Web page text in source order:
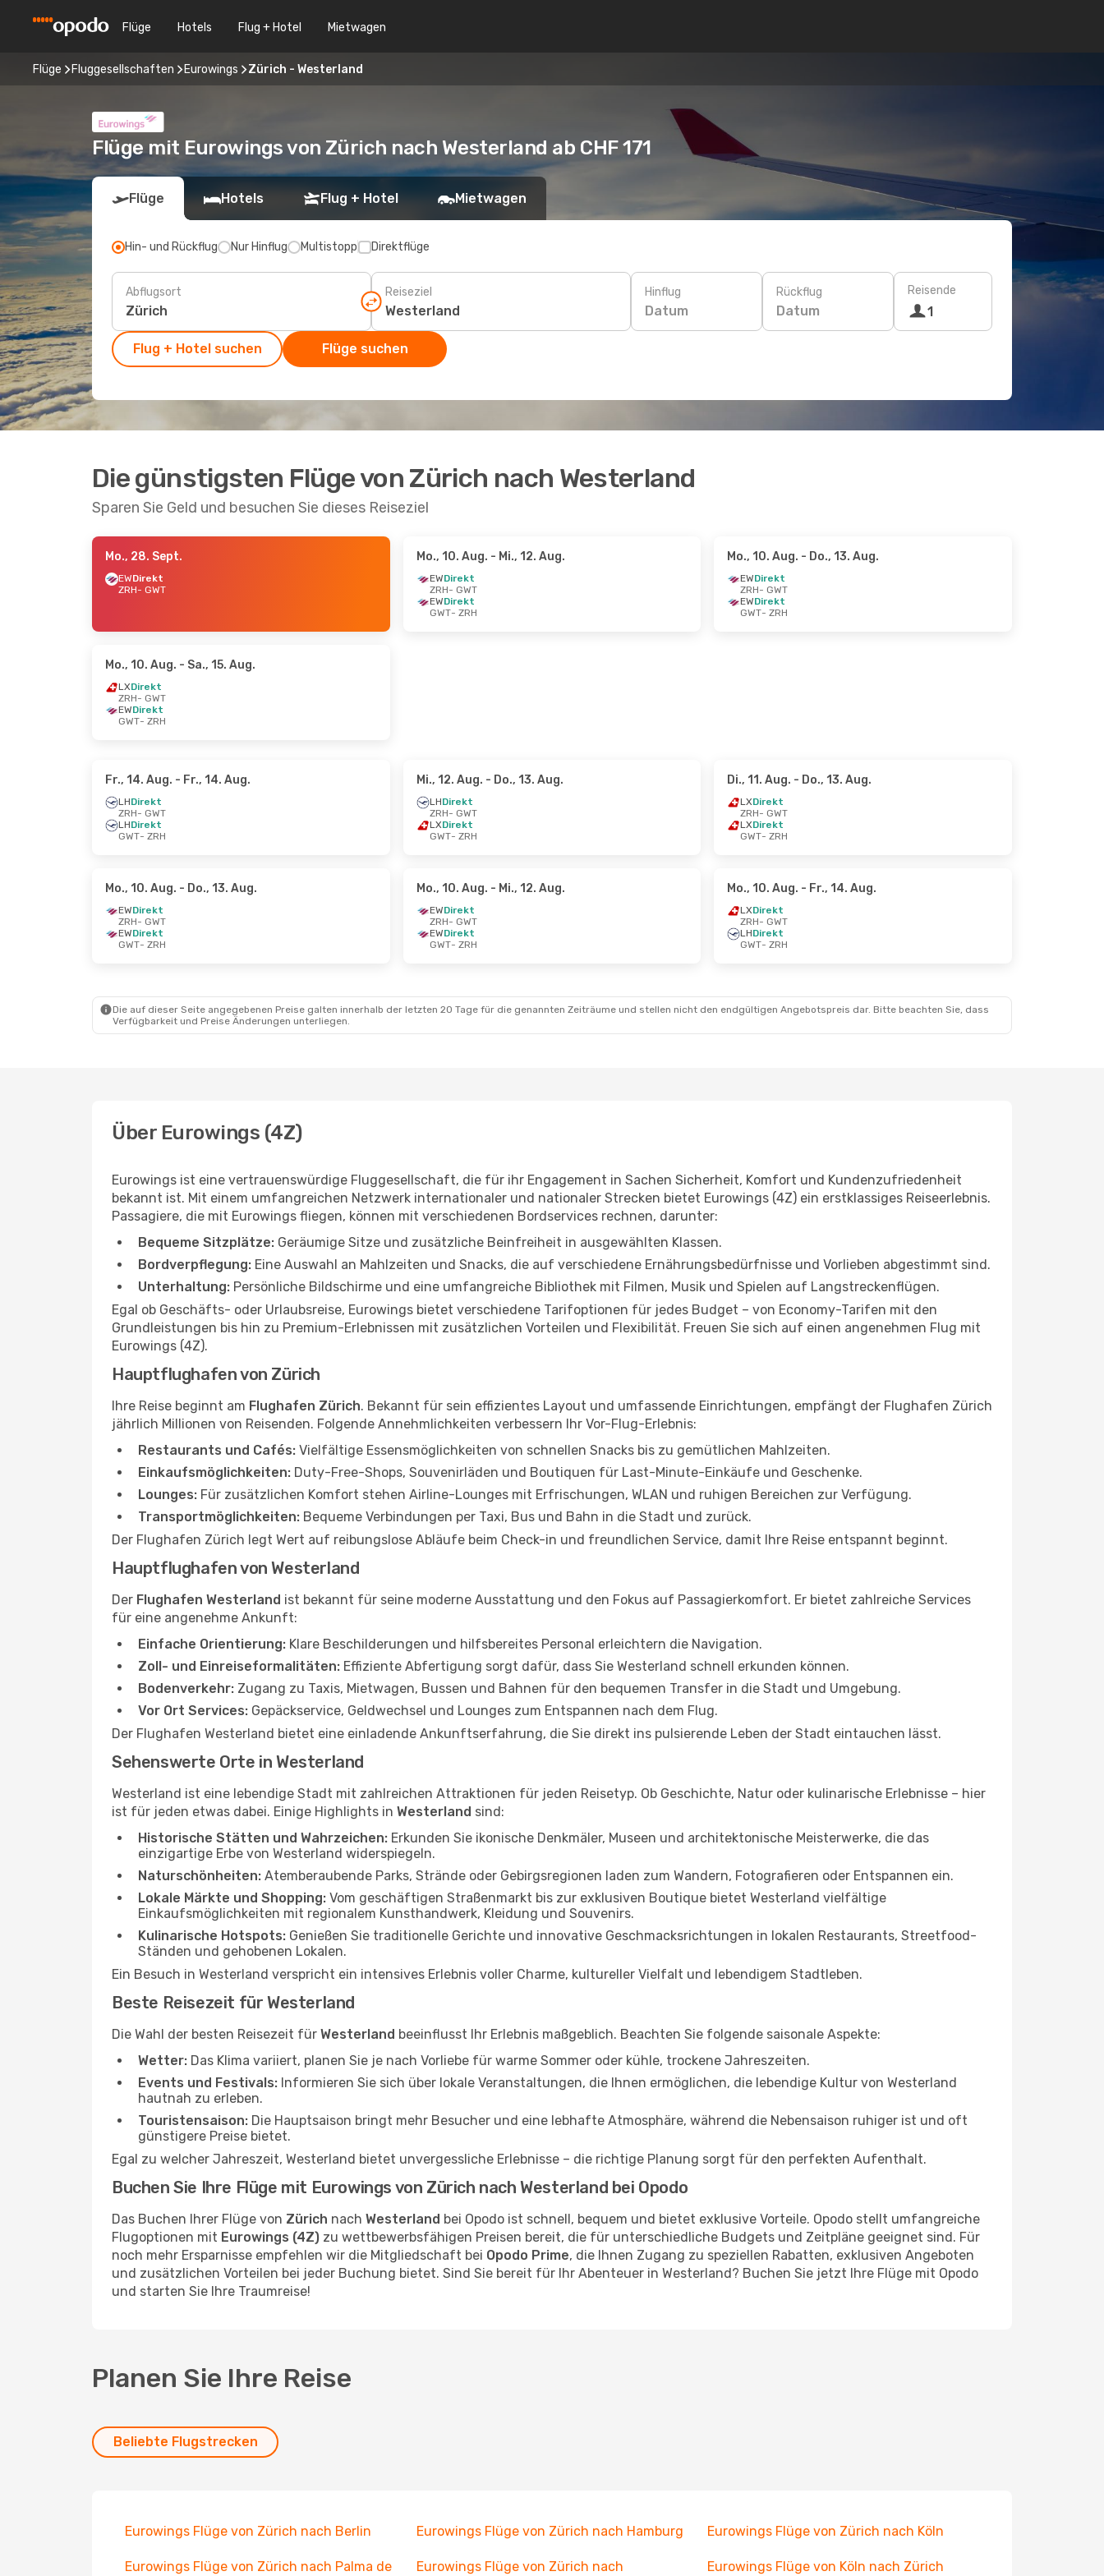
Flüge Hotels Flug + Hotel Mietwagen
Flüge Fluggesellschaften Eurowings Zürich - Westerland
Flüge mit Eurowings von Zürich nach Westerland ab CHF 171
Flüge Hotels Flug + Hotel Mietwagen
Hin- und Rückflug Nur Hinflug Multistopp Direktflüge
Abflugsort Reiseziel Hinflug
Datum
Rückflug
Datum
Reisende
1
Flug + Hotel suchen Flüge suchen
Die günstigsten Flüge von Zürich nach Westerland
Sparen Sie Geld und besuchen Sie dieses Reiseziel
Mo., 28. Sept.
EWDirekt
ZRH- GWT
Mo., 10. Aug. - Mi., 12. Aug.
EWDirekt
ZRH- GWT
EWDirekt
GWT- ZRH
Mo., 10. Aug. - Do., 13. Aug.
EWDirekt
ZRH- GWT
EWDirekt
GWT- ZRH
Mo., 10. Aug. - Sa., 15. Aug.
LXDirekt
ZRH- GWT
EWDirekt
GWT- ZRH
Fr., 14. Aug. - Fr., 14. Aug.
LHDirekt
ZRH- GWT
LHDirekt
GWT- ZRH
Mi., 12. Aug. - Do., 13. Aug.
LHDirekt
ZRH- GWT
LXDirekt
GWT- ZRH
Di., 11. Aug. - Do., 13. Aug.
LXDirekt
ZRH- GWT
LXDirekt
GWT- ZRH
Mo., 10. Aug. - Do., 13. Aug.
EWDirekt
ZRH- GWT
EWDirekt
GWT- ZRH
Mo., 10. Aug. - Mi., 12. Aug.
EWDirekt
ZRH- GWT
EWDirekt
GWT- ZRH
Mo., 10. Aug. - Fr., 14. Aug.
LXDirekt
ZRH- GWT
LHDirekt
GWT- ZRH
Die auf dieser Seite angegebenen Preise galten innerhalb der letzten 20 Tage für die genannten Zeiträume und stellen nicht den endgültigen Angebotspreis dar. Bitte beachten Sie, dass
Verfügbarkeit und Preise Änderungen unterliegen.
Über Eurowings (4Z)
Eurowings ist eine vertrauenswürdige Fluggesellschaft, die für ihr Engagement in Sachen Sicherheit, Komfort und Kundenzufriedenheit
bekannt ist. Mit einem umfangreichen Netzwerk internationaler und nationaler Strecken bietet Eurowings (4Z) ein erstklassiges Reiseerlebnis.
Passagiere, die mit Eurowings fliegen, können mit verschiedenen Bordservices rechnen, darunter:
Bequeme Sitzplätze: Geräumige Sitze und zusätzliche Beinfreiheit in ausgewählten Klassen.
Bordverpflegung: Eine Auswahl an Mahlzeiten und Snacks, die auf verschiedene Ernährungsbedürfnisse und Vorlieben abgestimmt sind.
Unterhaltung: Persönliche Bildschirme und eine umfangreiche Bibliothek mit Filmen, Musik und Spielen auf Langstreckenflügen.
Egal ob Geschäfts- oder Urlaubsreise, Eurowings bietet verschiedene Tarifoptionen für jedes Budget – von Economy-Tarifen mit den
Grundleistungen bis hin zu Premium-Erlebnissen mit zusätzlichen Vorteilen und Flexibilität. Freuen Sie sich auf einen angenehmen Flug mit
Eurowings (4Z).
Hauptflughafen von Zürich
Ihre Reise beginnt am Flughafen Zürich. Bekannt für sein effizientes Layout und umfassende Einrichtungen, empfängt der Flughafen Zürich
jährlich Millionen von Reisenden. Folgende Annehmlichkeiten verbessern Ihr Vor-Flug-Erlebnis:
Restaurants und Cafés: Vielfältige Essensmöglichkeiten von schnellen Snacks bis zu gemütlichen Mahlzeiten.
Einkaufsmöglichkeiten: Duty-Free-Shops, Souvenirläden und Boutiquen für Last-Minute-Einkäufe und Geschenke.
Lounges: Für zusätzlichen Komfort stehen Airline-Lounges mit Erfrischungen, WLAN und ruhigen Bereichen zur Verfügung.
Transportmöglichkeiten: Bequeme Verbindungen per Taxi, Bus und Bahn in die Stadt und zurück.
Der Flughafen Zürich legt Wert auf reibungslose Abläufe beim Check-in und freundlichen Service, damit Ihre Reise entspannt beginnt.
Hauptflughafen von Westerland
Der Flughafen Westerland ist bekannt für seine moderne Ausstattung und den Fokus auf Passagierkomfort. Er bietet zahlreiche Services
für eine angenehme Ankunft:
Einfache Orientierung: Klare Beschilderungen und hilfsbereites Personal erleichtern die Navigation.
Zoll- und Einreiseformalitäten: Effiziente Abfertigung sorgt dafür, dass Sie Westerland schnell erkunden können.
Bodenverkehr: Zugang zu Taxis, Mietwagen, Bussen und Bahnen für den bequemen Transfer in die Stadt und Umgebung.
Vor Ort Services: Gepäckservice, Geldwechsel und Lounges zum Entspannen nach dem Flug.
Der Flughafen Westerland bietet eine einladende Ankunftserfahrung, die Sie direkt ins pulsierende Leben der Stadt eintauchen lässt.
Sehenswerte Orte in Westerland
Westerland ist eine lebendige Stadt mit zahlreichen Attraktionen für jeden Reisetyp. Ob Geschichte, Natur oder kulinarische Erlebnisse – hier
ist für jeden etwas dabei. Einige Highlights in Westerland sind:
Historische Stätten und Wahrzeichen: Erkunden Sie ikonische Denkmäler, Museen und architektonische Meisterwerke, die das
einzigartige Erbe von Westerland widerspiegeln.
Naturschönheiten: Atemberaubende Parks, Strände oder Gebirgsregionen laden zum Wandern, Fotografieren oder Entspannen ein.
Lokale Märkte und Shopping: Vom geschäftigen Straßenmarkt bis zur exklusiven Boutique bietet Westerland vielfältige
Einkaufsmöglichkeiten mit regionalem Kunsthandwerk, Kleidung und Souvenirs.
Kulinarische Hotspots: Genießen Sie traditionelle Gerichte und innovative Geschmacksrichtungen in lokalen Restaurants, Streetfood-
Ständen und gehobenen Lokalen.
Ein Besuch in Westerland verspricht ein intensives Erlebnis voller Charme, kultureller Vielfalt und lebendigem Stadtleben.
Beste Reisezeit für Westerland
Die Wahl der besten Reisezeit für Westerland beeinflusst Ihr Erlebnis maßgeblich. Beachten Sie folgende saisonale Aspekte:
Wetter: Das Klima variiert, planen Sie je nach Vorliebe für warme Sommer oder kühle, trockene Jahreszeiten.
Events und Festivals: Informieren Sie sich über lokale Veranstaltungen, die Ihnen ermöglichen, die lebendige Kultur von Westerland
hautnah zu erleben.
Touristensaison: Die Hauptsaison bringt mehr Besucher und eine lebhafte Atmosphäre, während die Nebensaison ruhiger ist und oft
günstigere Preise bietet.
Egal zu welcher Jahreszeit, Westerland bietet unvergessliche Erlebnisse – die richtige Planung sorgt für den perfekten Aufenthalt.
Buchen Sie Ihre Flüge mit Eurowings von Zürich nach Westerland bei Opodo
Das Buchen Ihrer Flüge von Zürich nach Westerland bei Opodo ist schnell, bequem und bietet exklusive Vorteile. Opodo stellt umfangreiche
Flugoptionen mit Eurowings (4Z) zu wettbewerbsfähigen Preisen bereit, die für unterschiedliche Budgets und Zeitpläne geeignet sind. Für
noch mehr Ersparnisse empfehlen wir die Mitgliedschaft bei Opodo Prime, die Ihnen Zugang zu speziellen Rabatten, exklusiven Angeboten
und zusätzlichen Vorteilen bei jeder Buchung bietet. Sind Sie bereit für Ihr Abenteuer in Westerland? Buchen Sie jetzt Ihre Flüge mit Opodo
und starten Sie Ihre Traumreise!
Planen Sie Ihre Reise
Beliebte Flugstrecken
Eurowings Flüge von Zürich nach Berlin Eurowings Flüge von Zürich nach Hamburg Eurowings Flüge von Zürich nach Köln
Eurowings Flüge von Zürich nach Palma de
Eurowings Flüge von Zürich nach
Eurowings Flüge von Köln nach Zürich